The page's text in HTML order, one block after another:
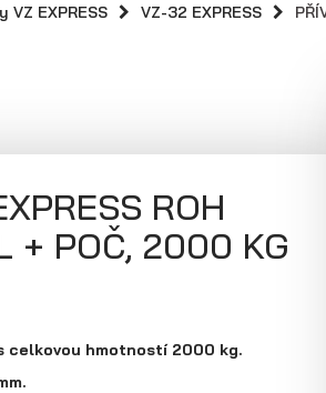
Kariéra
vedle ložné
VZ EXPRESS VZ-32 EXPRESS
ROH
+ POČ, 2000 KG
celkovou hmotností 2000 kg.